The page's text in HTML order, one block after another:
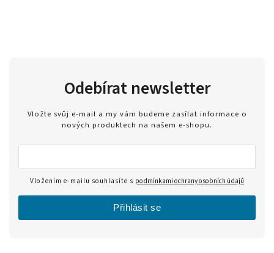
Odebírat newsletter
Vložte svůj e-mail a my vám budeme zasílat informace o
nových produktech na našem e-shopu.
Vložením e-mailu souhlasíte s podmínkami ochrany osobních údajů
Přihlásit se